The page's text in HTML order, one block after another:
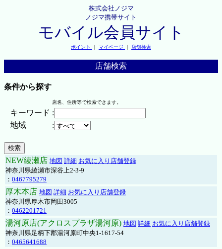
株式会社ノジマ
ノジマ携帯サイト
モバイル会員サイト
ポイント ｜ マイページ ｜ 店舗検索
店舗検索
条件から探す
店名、住所等で検索できます。
キーワード :
地域
:
NEW綾瀬店 地図 詳細 お気に入り店舗登録
神奈川県綾瀬市深谷上2-3-9
： 0467795279
厚木本店 地図 詳細 お気に入り店舗登録
神奈川県厚木市岡田3005
： 0462201721
湯河原店(アクロスプラザ湯河原) 地図 詳細 お気に入り店舗登録
神奈川県足柄下郡湯河原町中央1-1617-54
： 0465641688